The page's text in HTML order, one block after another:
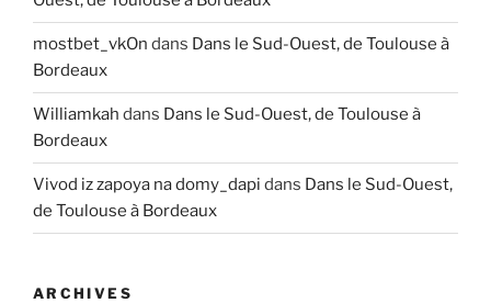
mostbet_vkOn dans Dans le Sud-Ouest, de Toulouse à
Bordeaux
Williamkah dans Dans le Sud-Ouest, de Toulouse à
Bordeaux
Vivod iz zapoya na domy_dapi dans Dans le Sud-Ouest,
de Toulouse à Bordeaux
ARCHIVES